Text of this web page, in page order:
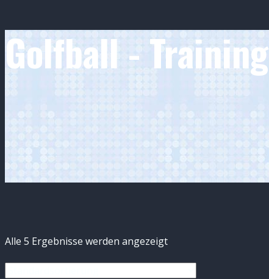
Golfball - Training
Alle 5 Ergebnisse werden angezeigt